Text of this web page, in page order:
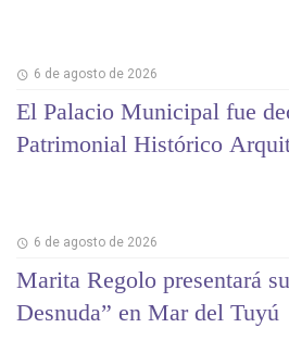
6 de agosto de 2026
El Palacio Municipal fue
Patrimonial Histórico
6 de agosto de 2026
Marita Regolo presentará
Desnuda” en Mar del Tuyú